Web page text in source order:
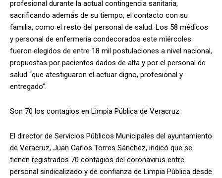
profesional durante la actual contingencia sanitaria,
sacrificando además de su tiempo, el contacto con su
familia, como el resto del personal de salud. Los 58 médicos
y personal de enfermería condecorados este miércoles
fueron elegidos de entre 18 mil postulaciones a nivel nacional,
propuestas por pacientes dados de alta y por el personal de
salud “que atestiguaron el actuar digno, profesional y
entregado”.
Son 70 los contagios en Limpia Pública de Veracruz
El director de Servicios Públicos Municipales del ayuntamiento
de Veracruz, Juan Carlos Torres Sánchez, indicó que se
tienen registrados 70 contagios del coronavirus entre
personal sindicalizado y de confianza de Limpia Pública desde